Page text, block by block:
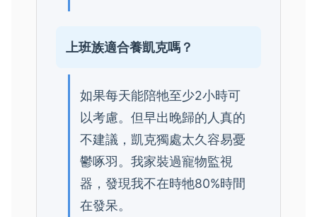
上班族適合養凱克嗎？
如果每天能陪牠至少2小時可
以考慮。但早出晚歸的人真的
不建議，凱克獨處太久容易憂
鬱啄羽。我家裝過寵物監視
器，發現我不在時牠80%時間
在發呆。